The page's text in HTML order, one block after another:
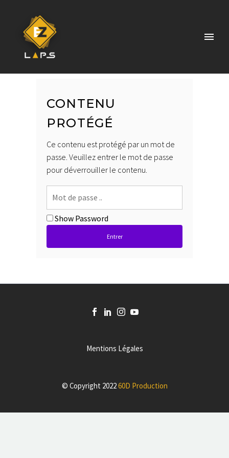
CONTENU
PROTÉGÉ
Ce contenu est protégé par un mot de
passe. Veuillez entrer le mot de passe
pour déverrouiller le contenu.
Show Password
Entrer
Mentions Légales
© Copyright 202260D Production